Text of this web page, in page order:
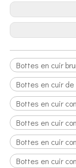
Bottes en cuir
Bottes en cuir de
Bottes en cuir
Bottes en cuir
Bottes en cuir
Bottes en cuir